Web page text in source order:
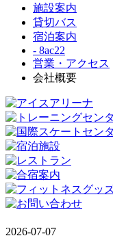
施設案内
貸切バス
宿泊案内
- 8ac22
営業・アクセス
会社概要
2026-07-07